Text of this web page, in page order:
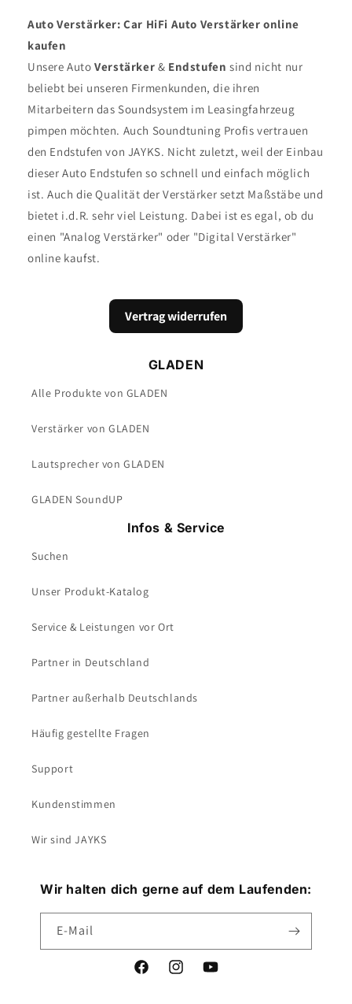
Auto Verstärker: Car HiFi Auto Verstärker online
kaufen
Unsere AutoVerstärker & Endstufen sind nicht nur
beliebt bei unseren Firmenkunden, die ihren
Mitarbeitern das Soundsystem im Leasingfahrzeug
pimpen möchten. Auch Soundtuning Profis vertrauen
den Endstufen von JAYKS. Nicht zuletzt, weil der Einbau
dieser Auto Endstufen so schnell und einfach möglich
ist. Auch die Qualität der Verstärker setzt Maßstäbe und
bietet i.d.R. sehr viel Leistung. Dabei ist es egal, ob du
einen "Analog Verstärker" oder "Digital Verstärker"
online kaufst.
Vertrag widerrufen
GLADEN
Alle Produkte von GLADEN
Verstärker von GLADEN
Lautsprecher von GLADEN
GLADEN SoundUP
Infos & Service
Suchen
Unser Produkt-Katalog
Service & Leistungen vor Ort
Partner in Deutschland
Partner außerhalb Deutschlands
Häufig gestellte Fragen
Support
Kundenstimmen
Wir sind JAYKS
Wir halten dich gerne auf dem Laufenden:
E-Mail
FacebookInstagramYouTube